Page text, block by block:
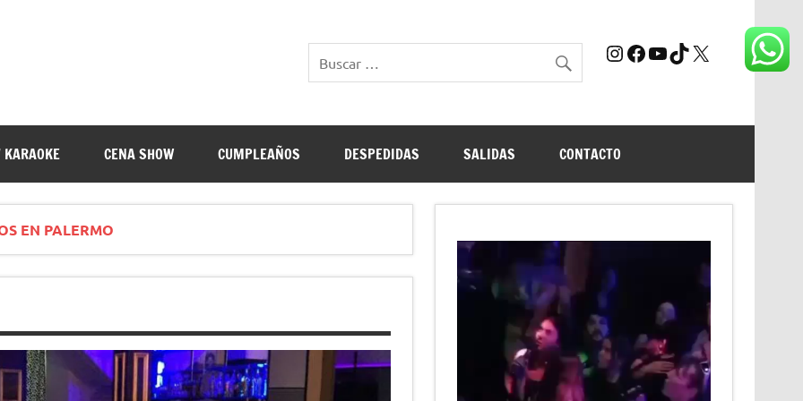
InstagramFacebook YouTube TikTok X
CENA SHOW CUMPLEAÑOS DESPEDIDAS SALIDAS CONTACTO
EN PALERMO